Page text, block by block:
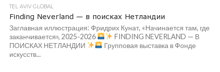
TEL AVIV GLOBAL
Finding Neverland — в поисках Нетландии
Заглавная иллюстрация: Фридрих Кунат, «Начинается там, где
заканчивается», 2025-2026
FINDING NEVERLAND — В
ПОИСКАХ НЕТЛАНДИИ
Групповая выставка в Фонде
искусств...